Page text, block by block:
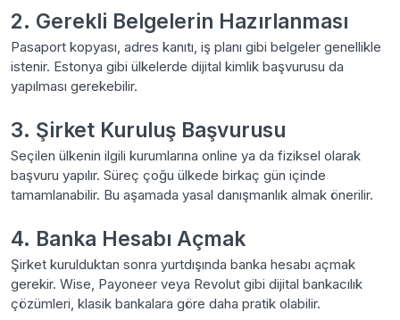
2. Gerekli Belgelerin Hazırlanması
Pasaport kopyası, adres kanıtı, iş planı gibi belgeler genellikle
istenir. Estonya gibi ülkelerde dijital kimlik başvurusu da
yapılması gerekebilir.
3. Şirket Kuruluş Başvurusu
Seçilen ülkenin ilgili kurumlarına online ya da fiziksel olarak
başvuru yapılır. Süreç çoğu ülkede birkaç gün içinde
tamamlanabilir. Bu aşamada yasal danışmanlık almak önerilir.
4. Banka Hesabı Açmak
Şirket kurulduktan sonra yurtdışında banka hesabı açmak
gerekir. Wise, Payoneer veya Revolut gibi dijital bankacılık
çözümleri, klasik bankalara göre daha pratik olabilir.